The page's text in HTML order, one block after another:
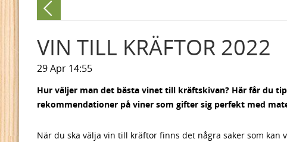
VIN TILL KRÄFTOR 2022
29 Apr 14:55
Hur väljer man det bästa vinet till kräftskivan? Här får du
rekommendationer på viner som gifter sig perfekt med
När du ska välja vin till kräftor finns det några saker som